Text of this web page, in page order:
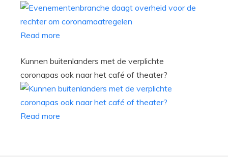
Read more
Kunnen buitenlanders met de verplichte
coronapas ook naar het café of theater?
Read more